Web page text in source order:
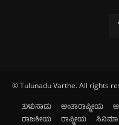
© Tulunadu Varthe. All rights
ತುಳುನಾಡು ಅಂತಾರಾಷ್ಟ್ರೀಯ
ರಾಜಕೀಯ
ರಾಷ್ಟ್ರೀಯ ಸಿನಿಮಾ